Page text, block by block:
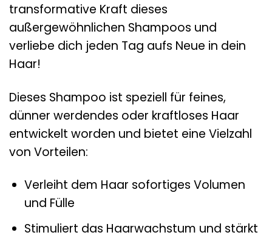
transformative Kraft dieses
außergewöhnlichen Shampoos und
verliebe dich jeden Tag aufs Neue in dein
Haar!
Dieses Shampoo ist speziell für feines,
dünner werdendes oder kraftloses Haar
entwickelt worden und bietet eine Vielzahl
von Vorteilen:
Verleiht dem Haar sofortiges Volumen
und Fülle
Stimuliert das Haarwachstum und stärkt